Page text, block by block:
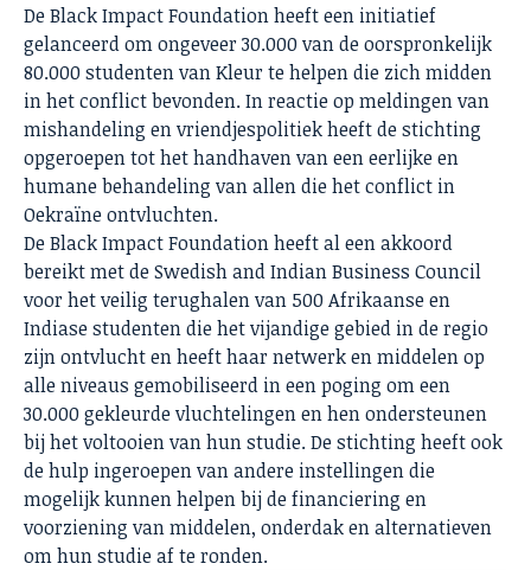
De Black Impact Foundation heeft een initiatief
gelanceerd om ongeveer 30.000 van de oorspronkelijk
80.000 studenten van Kleur te helpen die zich midden
in het conflict bevonden. In reactie op meldingen van
mishandeling en vriendjespolitiek heeft de stichting
opgeroepen tot het handhaven van een eerlijke en
humane behandeling van allen die het conflict in
Oekraïne ontvluchten.
De Black Impact Foundation heeft al een akkoord
bereikt met de Swedish and Indian Business Council
voor het veilig terughalen van 500 Afrikaanse en
Indiase studenten die het vijandige gebied in de regio
zijn ontvlucht en heeft haar netwerk en middelen op
alle niveaus gemobiliseerd in een poging om een
30.000 gekleurde vluchtelingen en hen ondersteunen
bij het voltooien van hun studie. De stichting heeft ook
de hulp ingeroepen van andere instellingen die
mogelijk kunnen helpen bij de financiering en
voorziening van middelen, onderdak en alternatieven
om hun studie af te ronden.